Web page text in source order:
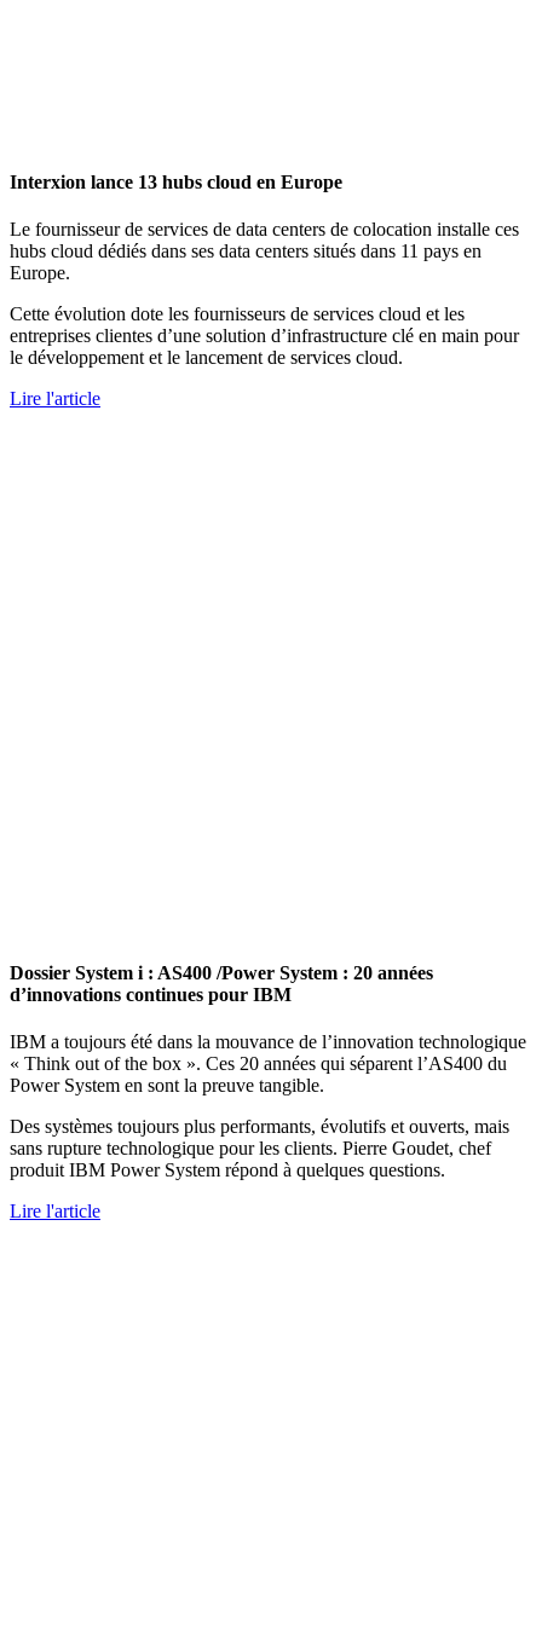
Interxion lance 13 hubs cloud en Europe
Le fournisseur de services de data centers de colocation installe ces
hubs cloud dédiés dans ses data centers situés dans 11 pays en
Europe.
Cette évolution dote les fournisseurs de services cloud et les
entreprises clientes d’une solution d’infrastructure clé en main pour
le développement et le lancement de services cloud.
Lire l'article
Dossier System i : AS400 /Power System : 20 années
d’innovations continues pour IBM
IBM a toujours été dans la mouvance de l’innovation technologique
« Think out of the box ». Ces 20 années qui séparent l’AS400 du
Power System en sont la preuve tangible.
Des systèmes toujours plus performants, évolutifs et ouverts, mais
sans rupture technologique pour les clients. Pierre Goudet, chef
produit IBM Power System répond à quelques questions.
Lire l'article